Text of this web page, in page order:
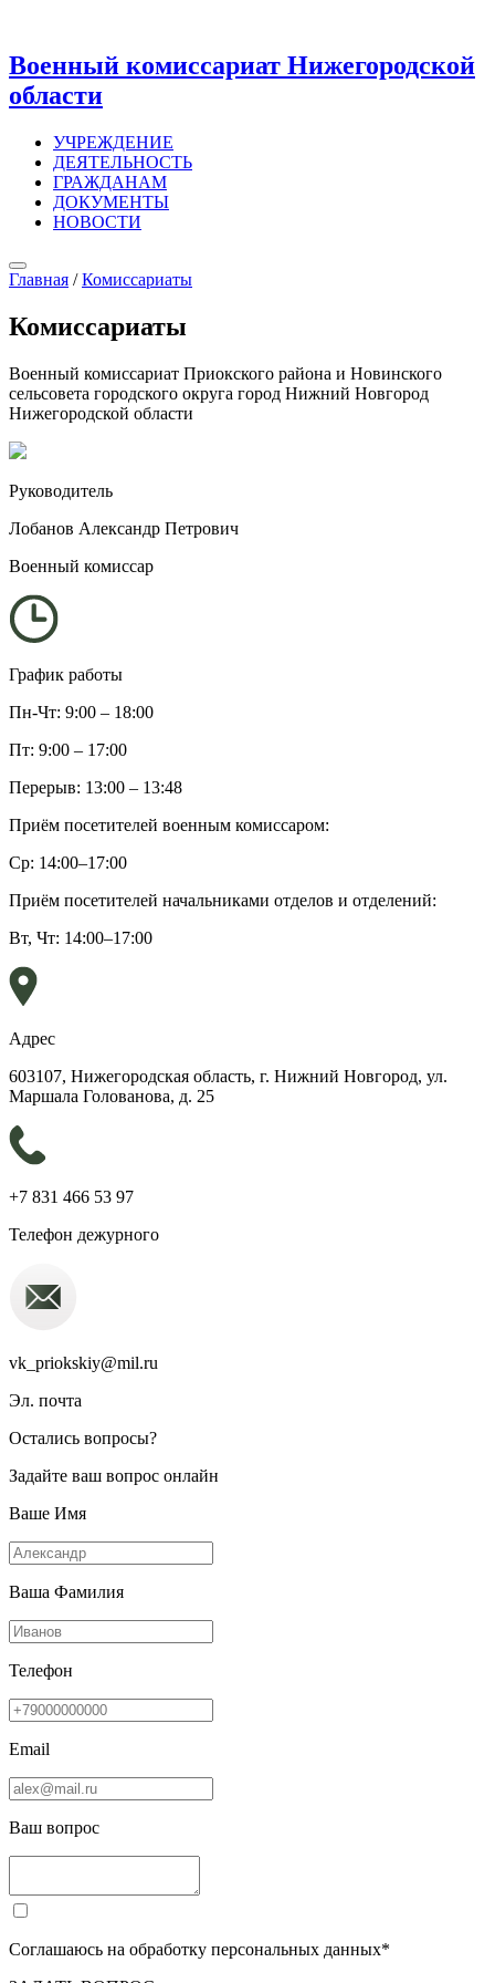
Военный комиссариат Нижегородской
области
УЧРЕЖДЕНИЕ
ДЕЯТЕЛЬНОСТЬ
ГРАЖДАНАМ
ДОКУМЕНТЫ
НОВОСТИ
Главная /Комиссариаты
Комиссариаты
Военный комиссариат Приокского района и Новинского
сельсовета городского округа город Нижний Новгород
Нижегородской области
Руководитель
Лобанов Александр Петрович
Военный комиссар
График работы
Пн-Чт: 9:00 – 18:00
Пт: 9:00 – 17:00
Перерыв: 13:00 – 13:48
Приём посетителей военным комиссаром:
Ср: 14:00–17:00
Приём посетителей начальниками отделов и отделений:
Вт, Чт: 14:00–17:00
Адрес
603107, Нижегородская область, г. Нижний Новгород, ул.
Маршала Голованова, д. 25
+7 831 466 53 97
Телефон дежурного
vk_priokskiy@mil.ru
Эл. почта
Остались вопросы?
Задайте ваш вопрос онлайн
Ваше Имя
Ваша Фамилия
Телефон
Email
Ваш вопрос
Соглашаюсь на обработку персональных данных*